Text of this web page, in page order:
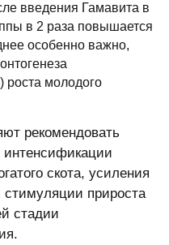
введения Гамавита в
в 2 раза повышается
особенно важно,
роста молодого
рекомендовать
скота, усиления
стимуляции прироста
стадии